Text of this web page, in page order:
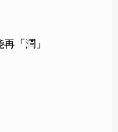
「潤」